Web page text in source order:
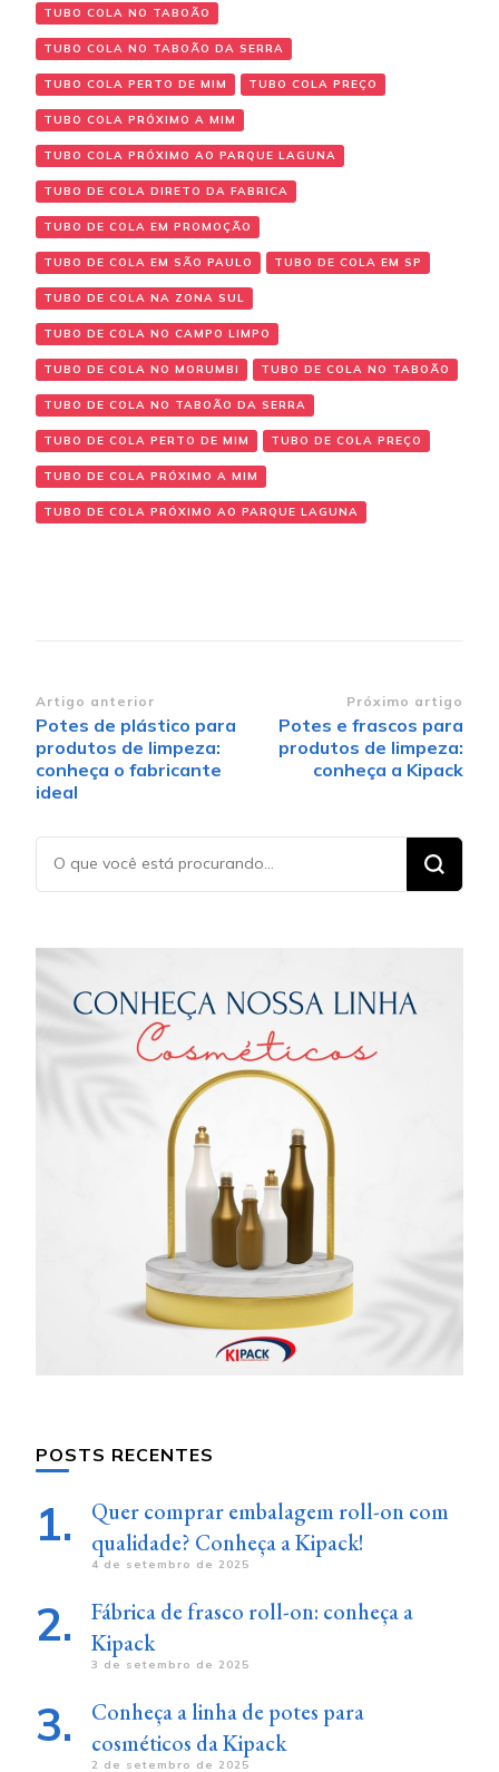
TUBO COLA NO TABOÃO
TUBO COLA NO TABOÃO DA SERRA
TUBO COLA PERTO DE MIM TUBO COLA PREÇO
TUBO COLA PRÓXIMO A MIM
TUBO COLA PRÓXIMO AO PARQUE LAGUNA
TUBO DE COLA DIRETO DA FABRICA
TUBO DE COLA EM PROMOÇÃO
TUBO DE COLA EM SÃO PAULO TUBO DE COLA EM SP
TUBO DE COLA NA ZONA SUL
TUBO DE COLA NO CAMPO LIMPO
TUBO DE COLA NO MORUMBI TUBO DE COLA NO TABOÃO
TUBO DE COLA NO TABOÃO DA SERRA
TUBO DE COLA PERTO DE MIM TUBO DE COLA PREÇO
TUBO DE COLA PRÓXIMO A MIM
TUBO DE COLA PRÓXIMO AO PARQUE LAGUNA
Navegação de post
Artigo anterior
Potes de plástico para
produtos de limpeza:
conheça o fabricante
ideal
Próximo artigo
Potes e frascos para
produtos de limpeza:
conheça a Kipack
Procurando
algo?
POSTS RECENTES
Quer comprar embalagem roll-on com
qualidade? Conheça a Kipack!
4 de setembro de 2025
Fábrica de frasco roll-on: conheça a
Kipack
3 de setembro de 2025
Conheça a linha de potes para
cosméticos da Kipack
2 de setembro de 2025